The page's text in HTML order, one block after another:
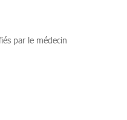
par le médecin